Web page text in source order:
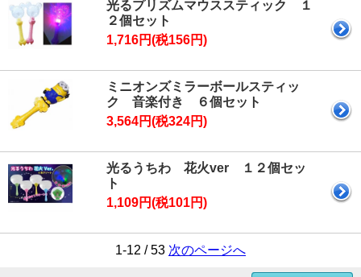
光るプリズムマウススティック １
２個セット
1,716円(税156円)
ミニオンズミラーボールスティッ
ク 音楽付き ６個セット
3,564円(税324円)
光るうちわ 花火ver １２個セッ
ト
1,109円(税101円)
1-12 / 53 次のページへ